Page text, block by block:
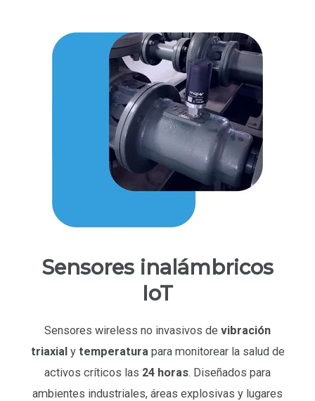
Sensores inalámbricos
IoT
Sensores wireless no invasivos de vibración
triaxialy temperaturapara monitorear la salud de
activos críticos las 24 horas. Diseñados para
ambientes industriales, áreas explosivas y lugares